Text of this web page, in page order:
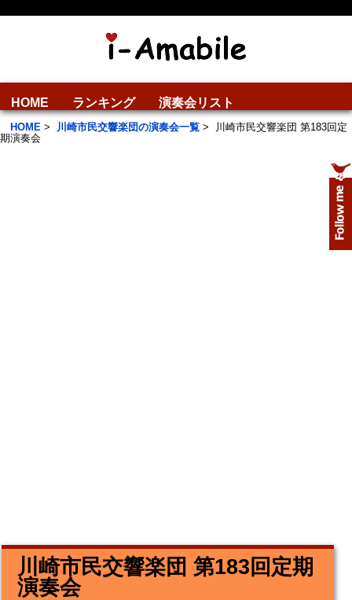
HOME ランキング 演奏会リスト
HOME > 川崎市民交響楽団の演奏会一覧 >
川崎市民交響楽団 第183回定
期演奏会
川崎市民交響楽団 第183回定期
演奏会